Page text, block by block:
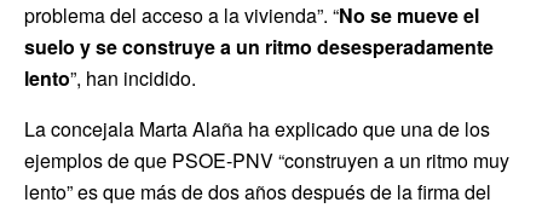
problema del acceso a la vivienda”. “No se mueve el
suelo y se construye a un ritmo desesperadamente
lento”, han incidido.
La concejala Marta Alaña ha explicado que una de los
ejemplos de que PSOE-PNV “construyen a un ritmo muy
lento” es que más de dos años después de la firma del